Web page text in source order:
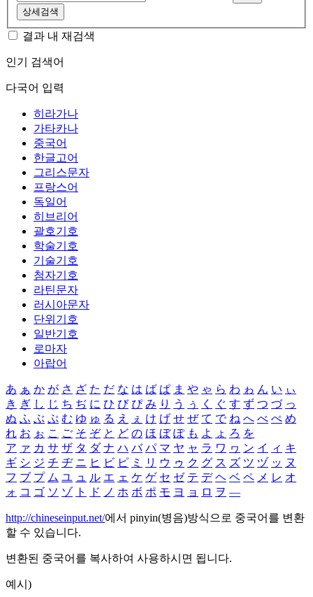
상세검색
결과 내 재검색
인기 검색어
다국어 입력
히라가나
가타카나
중국어
한글고어
그리스문자
프랑스어
독일어
히브리어
괄호기호
학술기호
기술기호
첨자기호
라틴문자
러시아문자
단위기호
일반기호
로마자
아랍어
あ ぁ か が さ ざ た だ な は ば ぱ ま や ゃ ら わ ゎ ん い ぃ
き ぎ し じ ち ぢ に ひ び ぴ み り う ぅ く ぐ す ず つ づ っ
ぬ ふ ぶ ぷ む ゆ ゅ る え ぇ け げ せ ぜ て で ね へ べ ぺ め
れ お ぉ こ ご そ ぞ と ど の ほ ぼ ぽ も よ ょ ろ を
ア ァ カ サ ザ タ ダ ナ ハ バ パ マ ヤ ャ ラ ワ ヮ ン イ ィ キ
ギ シ ジ チ ヂ ニ ヒ ビ ピ ミ リ ウ ゥ ク グ ス ズ ツ ヅ ッ ヌ
フ ブ プ ム ユ ュ ル エ ェ ケ ゲ セ ゼ テ デ ヘ ベ ペ メ レ オ
ォ コ ゴ ソ ゾ ト ド ノ ホ ボ ポ モ ヨ ョ ロ ヲ ―
http://chineseinput.net/에서 pinyin(병음)방식으로 중국어를 변환
할 수 있습니다.
변환된 중국어를 복사하여 사용하시면 됩니다.
예시)